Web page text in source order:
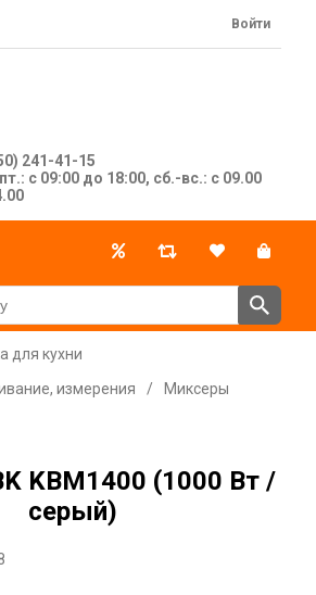
241-41-15
с 09:00 до 18:00, сб.-вс.: с 09.00
Войти
для кухни
измерения / Миксеры
KBM1400 (1000 Вт /
серый)